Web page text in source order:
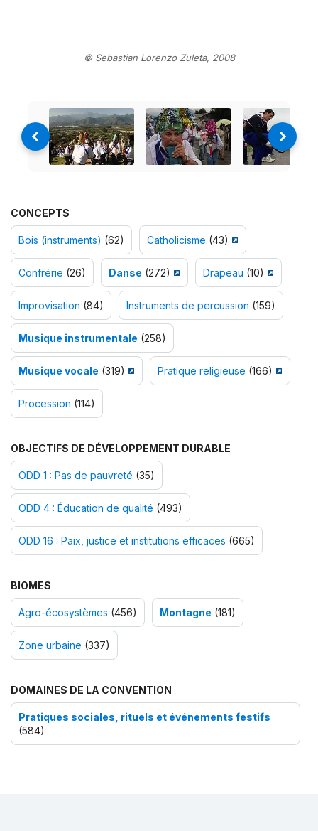
© Sebastian Lorenzo Zuleta, 2008
CONCEPTS
Bois (instruments) (62) Catholicisme (43)
Confrérie (26) Danse (272) Drapeau (10)
Improvisation (84) Instruments de percussion (159)
Musique instrumentale (258)
Musique vocale (319) Pratique religieuse (166)
Procession (114)
OBJECTIFS DE DÉVELOPPEMENT DURABLE
ODD 1 : Pas de pauvreté (35)
ODD 4 : Éducation de qualité (493)
ODD 16 : Paix, justice et institutions efficaces (665)
BIOMES
Agro-écosystèmes (456) Montagne (181)
Zone urbaine (337)
DOMAINES DE LA CONVENTION
Pratiques sociales, rituels et événements festifs
(584)